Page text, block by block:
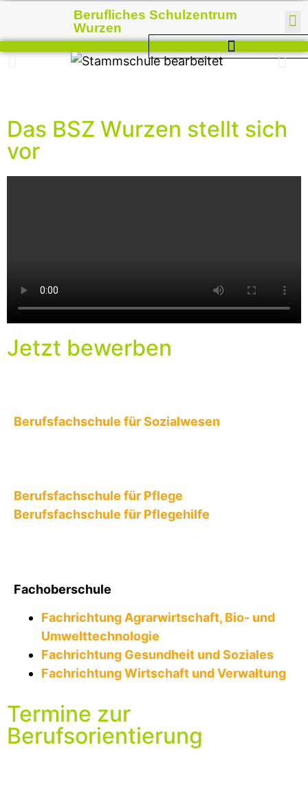
Berufliches Schulzentrum
Wurzen
Das BSZ Wurzen stellt sich
vor
Jetzt bewerben
Berufsfachschule für Sozialwesen
Berufsfachschule für Pflege
Berufsfachschule für Pflegehilfe
Fachoberschule
Fachrichtung Agrarwirtschaft, Bio- und
Umwelttechnologie
Fachrichtung Gesundheit und Soziales
Fachrichtung Wirtschaft und Verwaltung
Termine zur
Berufsorientierung